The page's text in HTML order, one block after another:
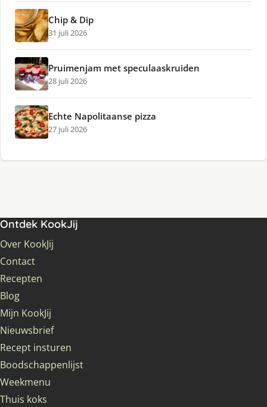
Chip & Dip
31 juli 2026
Pruimenjam met speculaaskruiden
28 juli 2026
Echte Napolitaanse pizza
27 juli 2026
Ontdek KookJij
Over KookJij
Contact
Recepten
Blog
Mijn KookJij
Nieuwsbrief
Recept insturen
Boodschappenlijst
Weekmenu
Thuis koks